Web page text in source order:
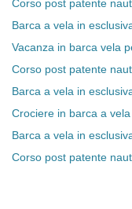
Corso post patente
Barca a vela in
Vacanza in barca vela
Corso post patente
Barca a vela in
Crociere in barca a
Barca a vela in
Corso post patente